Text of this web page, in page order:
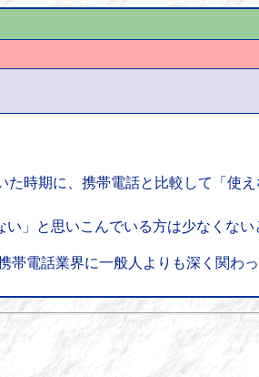
時期に、携帯電話と比較して「使
」と思いこんでいる方は少なくない
電話業界に一般人よりも深く関わ